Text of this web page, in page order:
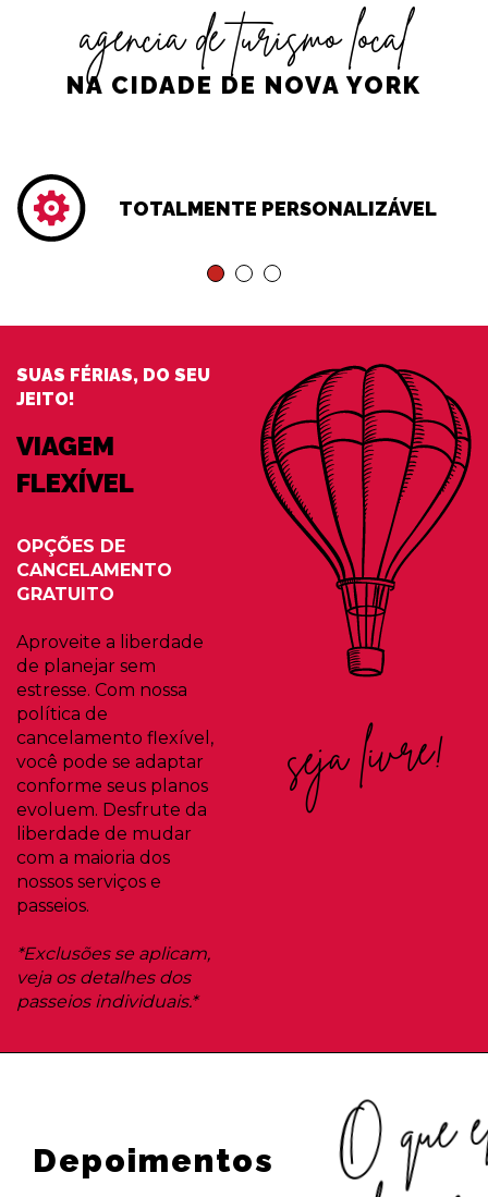
agência de turismo local
NA CIDADE DE NOVA YORK
TOTALMENTE PERSONALIZÁVEL
SUAS FÉRIAS, DO SEU
JEITO!
VIAGEM
FLEXÍVEL
OPÇÕES DE
CANCELAMENTO
GRATUITO
Aproveite a liberdade
de planejar sem
estresse. Com nossa
política de
cancelamento flexível,
você pode se adaptar
conforme seus planos
evoluem. Desfrute da
liberdade de mudar
com a maioria dos
nossos serviços e
passeios.
*Exclusões se aplicam,
veja os detalhes dos
passeios individuais.*
seja livre!
Depoimentos
O que